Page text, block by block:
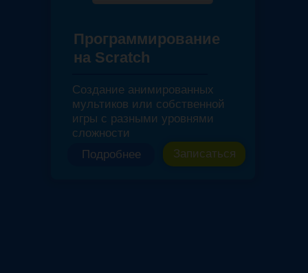
Программирование
на Scratch
Создание анимированных
мультиков или собственной
игры с разными уровнями
сложности
Записаться
Подробнее